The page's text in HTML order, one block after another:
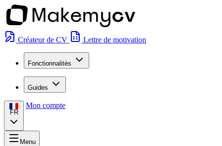
Créateur de CV Lettre de motivation
Fonctionnalités
Guides
FR
Mon compte
Menu